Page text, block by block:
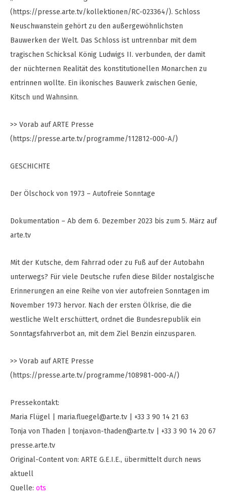
(https://presse.arte.tv/kollektionen/RC-023364/). Schloss
Neuschwanstein gehört zu den außergewöhnlichsten
Bauwerken der Welt. Das Schloss ist untrennbar mit dem
tragischen Schicksal König Ludwigs II. verbunden, der damit
der nüchternen Realität des konstitutionellen Monarchen zu
entrinnen wollte. Ein ikonisches Bauwerk zwischen Genie,
Kitsch und Wahnsinn.
>> Vorab auf ARTE Presse
(https://presse.arte.tv/programme/112812-000-A/)
GESCHICHTE
Der Ölschock von 1973 – Autofreie Sonntage
Dokumentation – Ab dem 6. Dezember 2023 bis zum 5. März auf
arte.tv
Mit der Kutsche, dem Fahrrad oder zu Fuß auf der Autobahn
unterwegs? Für viele Deutsche rufen diese Bilder nostalgische
Erinnerungen an eine Reihe von vier autofreien Sonntagen im
November 1973 hervor. Nach der ersten Ölkrise, die die
westliche Welt erschüttert, ordnet die Bundesrepublik ein
Sonntagsfahrverbot an, mit dem Ziel Benzin einzusparen.
>> Vorab auf ARTE Presse
(https://presse.arte.tv/programme/108981-000-A/)
Pressekontakt:
Maria Flügel | maria.fluegel@arte.tv | +33 3 90 14 21 63
Tonja von Thaden | tonja.von-thaden@arte.tv | +33 3 90 14 20 67
presse.arte.tv
Original-Content von: ARTE G.E.I.E., übermittelt durch news
aktuell
Quelle: ots